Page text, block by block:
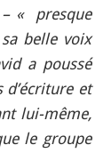
– « presque
belle voix
a poussé
d’écriture et
lui-même,
le groupe